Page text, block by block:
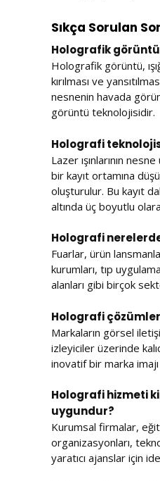
Sıkça Sorulan
Holografik
Holografik görüntü,
kırılması ve
nesnenin havada
görüntü teknolojisidir.
Holografi
Lazer ışınlarının
bir kayıt ortamına
oluşturulur. Bu kayıt
altında üç boyutlu
Holografi
Fuarlar, ürün
kurumları, tıp
alanları gibi birçok
Holografi
Markaların görsel
izleyiciler üzerinde
inovatif bir marka
Holografi hizmeti
uygundur?
Kurumsal firmalar,
organizasyonları,
yaratıcı ajanslar için